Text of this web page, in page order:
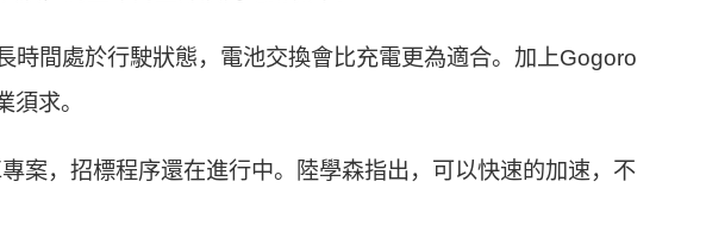
間處於行駛狀態，電池交換會比充電更為適合。加上Gogoro
求。
案，招標程序還在進行中。陸學森指出，可以快速的加速，不